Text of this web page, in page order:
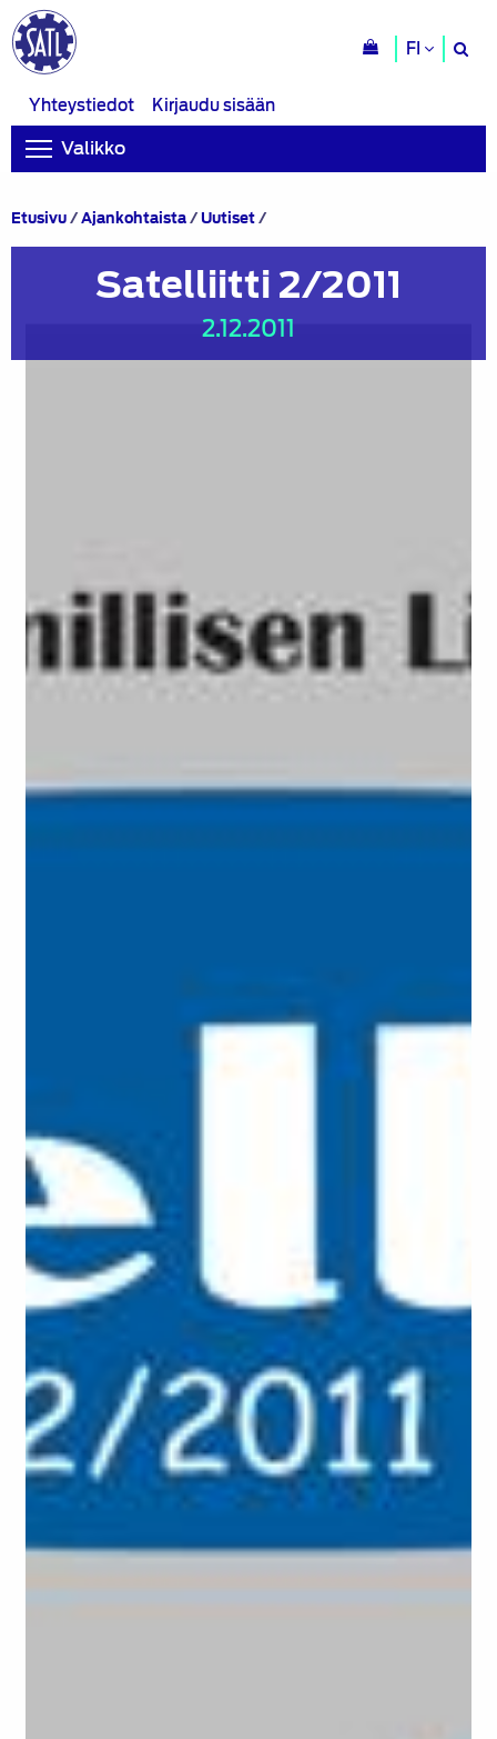
FI
Yhteystiedot
Kirjaudu sisään
Valikko
Etusivu/Ajankohtaista/Uutiset/Satelliitti
Satelliitti 2/2011
2.12.2011